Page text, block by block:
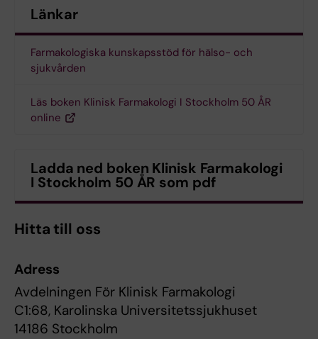
Länkar
Farmakologiska kunskapsstöd för hälso- och
sjukvården
Läs boken Klinisk Farmakologi I Stockholm 50 ÅR
online
Ladda ned boken Klinisk Farmakologi
I Stockholm 50 ÅR som pdf
Hitta till oss
Adress
Avdelningen För Klinisk Farmakologi
C1:68, Karolinska Universitetssjukhuset
14186 Stockholm